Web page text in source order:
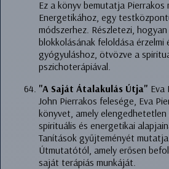
Ez a könyv bemutatja
Energetikához, egy
módszerhez. Részletezi,
blokkolásának feloldása érzelmi
gyógyuláshoz, ötvözve a
pszichoterápiával.
"A Saját Átalakulás Útja" Eva
John Pierrakos felesége, Eva
könyvet, amely elengedhetetlen
spirituális és energetikai
Tanítások gyűjteményét
Útmutatótól, amely erősen
saját terápiás munkáját.